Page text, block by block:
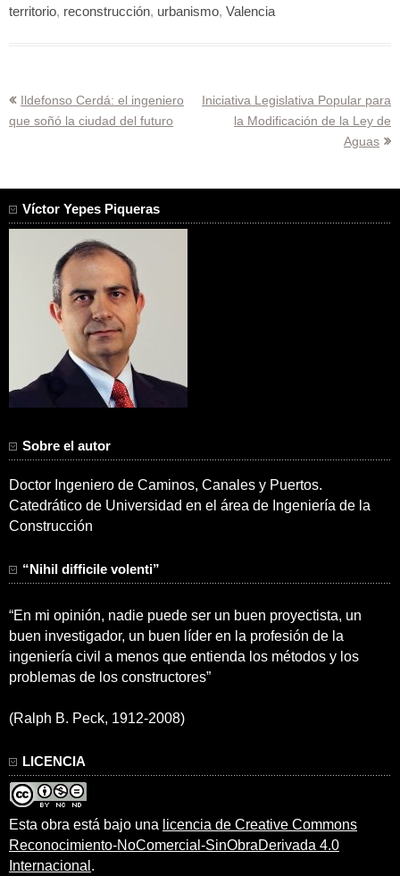
territorio, reconstrucción, urbanismo, Valencia
Navegación
de
Ildefonso Cerdá: el ingeniero
que soñó la ciudad del futuro
Iniciativa Legislativa Popular para
la Modificación de la Ley de
Aguas
Víctor Yepes Piqueras
Sobre el autor
Doctor Ingeniero de Caminos, Canales y Puertos.
Catedrático de Universidad en el área de Ingeniería de la
Construcción
“Nihil difficile volenti”
“En mi opinión, nadie puede ser un buen proyectista, un
buen investigador, un buen líder en la profesión de la
ingeniería civil a menos que entienda los métodos y los
problemas de los constructores”
(Ralph B. Peck, 1912-2008)
LICENCIA
Esta obra está bajo una licencia de Creative Commons
Reconocimiento-NoComercial-SinObraDerivada 4.0
Internacional .